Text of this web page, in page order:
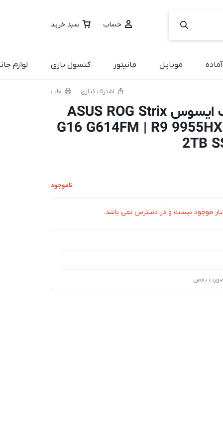
حساب سبد خرید
موبایل مانیتور کنسول بازی لوازم
اشتراک گذاری چاپ
لپ تاپ گیمینگ ایسوس ASUS ROG Strix
G16 G614FM | R9
2TB
ناموجود
موجود نیست و در دسترس نمی باشد.
صورت نقص